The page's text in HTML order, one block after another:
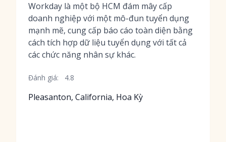
Workday là một bộ HCM đám mây cấp
doanh nghiệp với một mô-đun tuyển dụng
mạnh mẽ, cung cấp báo cáo toàn diện bằng
cách tích hợp dữ liệu tuyển dụng với tất cả
các chức năng nhân sự khác.
Đánh giá: 4.8
Pleasanton, California, Hoa Kỳ